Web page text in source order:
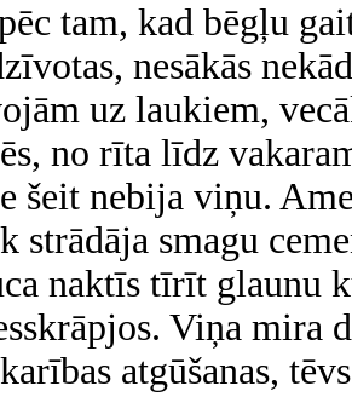
tam, kad bēgļu
nesākās
uz laukiem,
no rīta līdz
šeit nebija viņu.
strādāja smagu
naktīs tīrīt glaunu
Viņa mira
atgūšanas,